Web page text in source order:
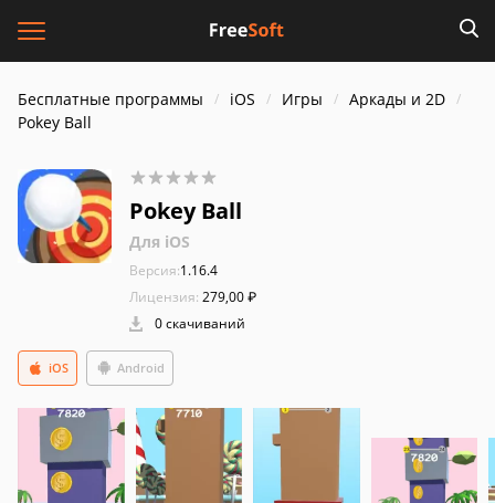
Бесплатные программы iOS Игры
Аркады и 2D
Pokey Ball
Pokey Ball
Для iOS
Версия:1.16.4
Лицензия: 279,00 ₽
0 скачиваний
Android
iOS